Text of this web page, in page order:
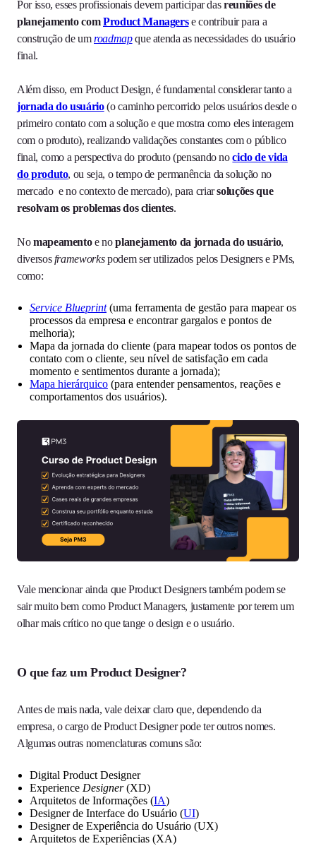
Por isso, esses profissionais devem participar dasreuniões de
planejamento comProduct Managerse contribuir para a
construção de umroadmapque atenda as necessidades do usuário
final.
Além disso, em Product Design, é fundamental considerar tanto a
jornada do usuário(o caminho percorrido pelos usuários desde o
primeiro contato com a solução e que mostra como eles interagem
com o produto), realizando validações constantes com o público
final, como a perspectiva do produto (pensando nociclo de vida
do produto, ou seja, o tempo de permanência da solução no
mercado e no contexto de mercado), para criarsoluções que
resolvam os problemas dos clientes.
Nomapeamentoe noplanejamento da jornada do usuário,
diversosframeworkspodem ser utilizados pelos Designers e PMs,
como:
Service Blueprint (uma ferramenta de gestão para mapear os
processos da empresa e encontrar gargalos e pontos de
melhoria);
Mapa da jornada do cliente (para mapear todos os pontos de
contato com o cliente, seu nível de satisfação em cada
momento e sentimentos durante a jornada);
Mapa hierárquico (para entender pensamentos, reações e
comportamentos dos usuários).
Vale mencionar ainda que Product Designers também podem se
sair muito bem como Product Managers, justamente por terem um
olhar mais crítico no que tange o design e o usuário.
O que faz um Product Designer?
Antes de mais nada, vale deixar claro que, dependendo da
empresa, o cargo de Product Designer pode ter outros nomes.
Algumas outras nomenclaturas comuns são:
Digital Product Designer
Experience Designer(XD)
Arquitetos de Informações (IA)
Designer de Interface do Usuário (UI)
Designer de Experiência do Usuário (UX)
Arquitetos de Experiências (XA)